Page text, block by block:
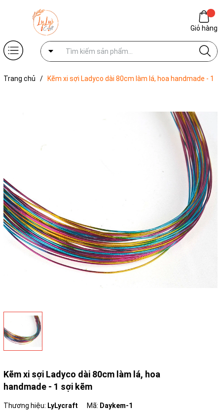
Giỏ hàng
Trang chủ /
Kẽm xi sợi Ladyco dài 80cm làm lá, hoa handmade - 1
Kẽm xi sợi Ladyco dài 80cm làm lá, hoa
handmade - 1 sợi kẽm
Thương hiệu: LyLycraft Mã: Daykem-1